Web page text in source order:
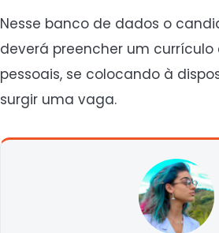
Nesse banco de dados o
deverá preencher um
pessoais, se colocando à
surgir uma vaga.